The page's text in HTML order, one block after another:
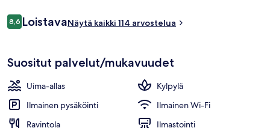
allasbaarista. Muihin tämän luksusluokan hotellin mukavuuksiin
Arvostelut
8,68,6 kautta 10.
LoistavaNäytä kaikki 114 arvostelua
Suositut palvelut/mukavuudet
Uima-allas
Kylpylä
Ilmainen pysäköinti
Ilmainen Wi-Fi
Ravintola
Ilmastointi